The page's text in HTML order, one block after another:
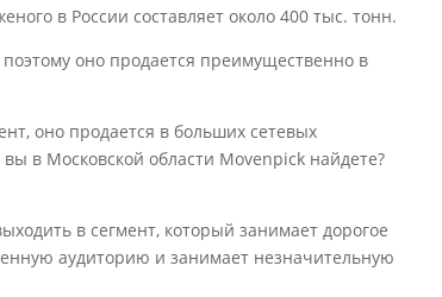
в России составляет около 400 тыс. тонн.
оно продается преимущественно в
оно продается в больших сетевых
в Московской области Movenpick найдете?
в сегмент, который занимает дорогое
аудиторию и занимает незначительную